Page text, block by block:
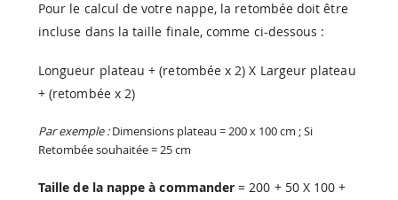
Pour le calcul de votre nappe, la retombée doit être
incluse dans la taille finale, comme ci-dessous :
Longueur plateau + (retombée x 2) X Largeur plateau
+ (retombée x 2)
Par exemple :Dimensions plateau = 200 x 100 cm ; Si
Retombée souhaitée = 25 cm
Taille de la nappe à commander = 200 + 50 X 100 +